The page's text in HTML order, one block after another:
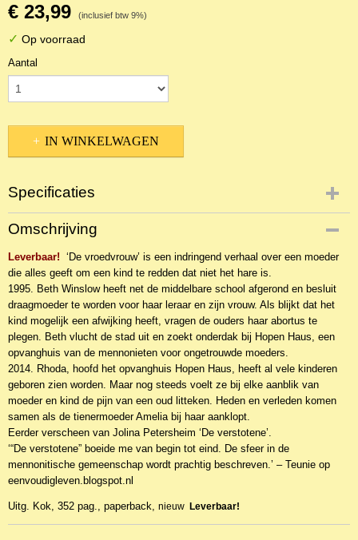
€ 23,99 (inclusief btw 9%)
✓ Op voorraad
Aantal
IN WINKELWAGEN
Specificaties
Productcode
NBKR-10439
EAN code
9789029723831
Omschrijving
Leverbaar! ‘De vroedvrouw’ is een indringend verhaal over een moeder
die alles geeft om een kind te redden dat niet het hare is.
1995. Beth Winslow heeft net de middelbare school afgerond en besluit
draagmoeder te worden voor haar leraar en zijn vrouw. Als blijkt dat het
kind mogelijk een afwijking heeft, vragen de ouders haar abortus te
plegen. Beth vlucht de stad uit en zoekt onderdak bij Hopen Haus, een
opvanghuis van de mennonieten voor ongetrouwde moeders.
2014. Rhoda, hoofd het opvanghuis Hopen Haus, heeft al vele kinderen
geboren zien worden. Maar nog steeds voelt ze bij elke aanblik van
moeder en kind de pijn van een oud litteken. Heden en verleden komen
samen als de tienermoeder Amelia bij haar aanklopt.
Eerder verscheen van Jolina Petersheim ‘De verstotene’.
‘“De verstotene” boeide me van begin tot eind. De sfeer in de
mennonitische gemeenschap wordt prachtig beschreven.’ – Teunie op
eenvoudigleven.blogspot.nl
Uitg. Kok, 352 pag., paperback, nieuw Leverbaar!